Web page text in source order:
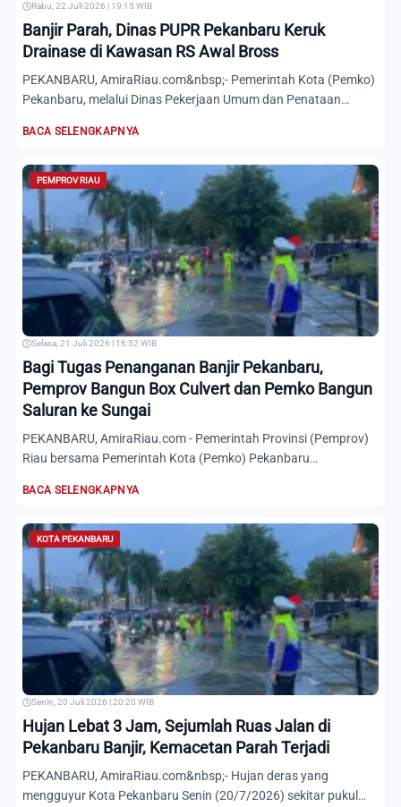
Rabu, 22 Juli 2026 | 19:15 WIB
Banjir Parah, Dinas PUPR Pekanbaru Keruk
Drainase di Kawasan RS Awal Bross
PEKANBARU, AmiraRiau.com&nbsp;- Pemerintah Kota (Pemko)
Pekanbaru, melalui Dinas Pekerjaan Umum dan Penataan
BACA SELENGKAPNYA
PEMPROV RIAU
Selasa, 21 Juli 2026 | 16:52 WIB
Bagi Tugas Penanganan Banjir Pekanbaru,
Pemprov Bangun Box Culvert dan Pemko Bangun
Saluran ke Sungai
PEKANBARU, AmiraRiau.com - Pemerintah Provinsi (Pemprov)
Riau bersama Pemerintah Kota (Pemko) Pekanbaru
BACA SELENGKAPNYA
KOTA PEKANBARU
Senin, 20 Juli 2026 | 20:20 WIB
Hujan Lebat 3 Jam, Sejumlah Ruas Jalan di
Pekanbaru Banjir, Kemacetan Parah Terjadi
PEKANBARU, AmiraRiau.com&nbsp;- Hujan deras yang
mengguyur Kota Pekanbaru Senin (20/7/2026) sekitar pukul